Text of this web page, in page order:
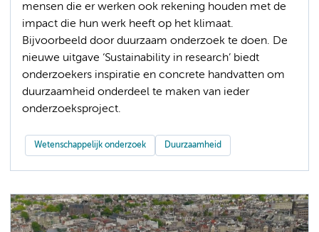
mensen die er werken ook rekening houden met de
impact die hun werk heeft op het klimaat.
Bijvoorbeeld door duurzaam onderzoek te doen. De
nieuwe uitgave ‘Sustainability in research’ biedt
onderzoekers inspiratie en concrete handvatten om
duurzaamheid onderdeel te maken van ieder
onderzoeksproject.
Wetenschappelijk onderzoek Duurzaamheid